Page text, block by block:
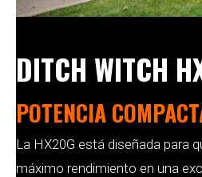
DITCH WITCH
POTENCIA
La HX20G está diseñada para
máximo rendimiento en una